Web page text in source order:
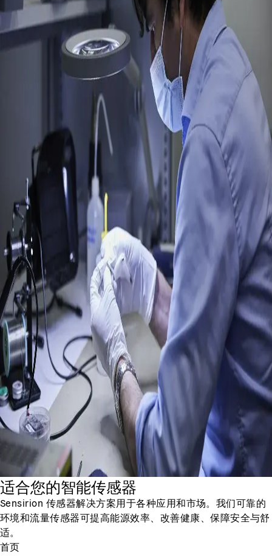
适合您的智能传感器
Sensirion 传感器解决方案用于各种应用和市场。我们可靠的
环境和流量传感器可提高能源效率、改善健康、保障安全与舒
适。
首页